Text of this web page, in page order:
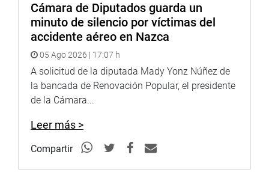
Cámara de Diputados guarda un
minuto de silencio por víctimas del
accidente aéreo en Nazca
05 Ago 2026 | 17:07 h
A solicitud de la diputada Mady Yonz Núñez de
la bancada de Renovación Popular, el presidente
de la Cámara...
Leer más >
Compartir